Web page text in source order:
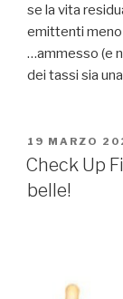
se la vita
emittenti meno
…ammesso (e
dei tassi sia
19 MARZO
Check Up
belle!